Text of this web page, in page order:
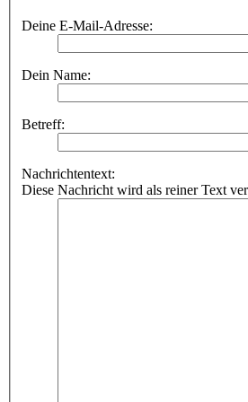
Deine E-Mail-Adresse:
Dein Name:
Betreff:
Nachrichtentext:
Diese Nachricht wird als reiner Text